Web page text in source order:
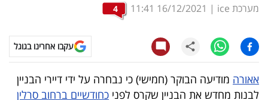
ומחקרים
דעות
רכילות
מערכת ice |
16/12/2021
11:41
4
עקבו אחרינו בגוגל
אאורה מודיעה הבוקר (חמישי) כי נבחרה על ידי דיירי הבניין
לבנות מחדש את הבניין שקרס לפני כחודשיים ברחוב סרלין